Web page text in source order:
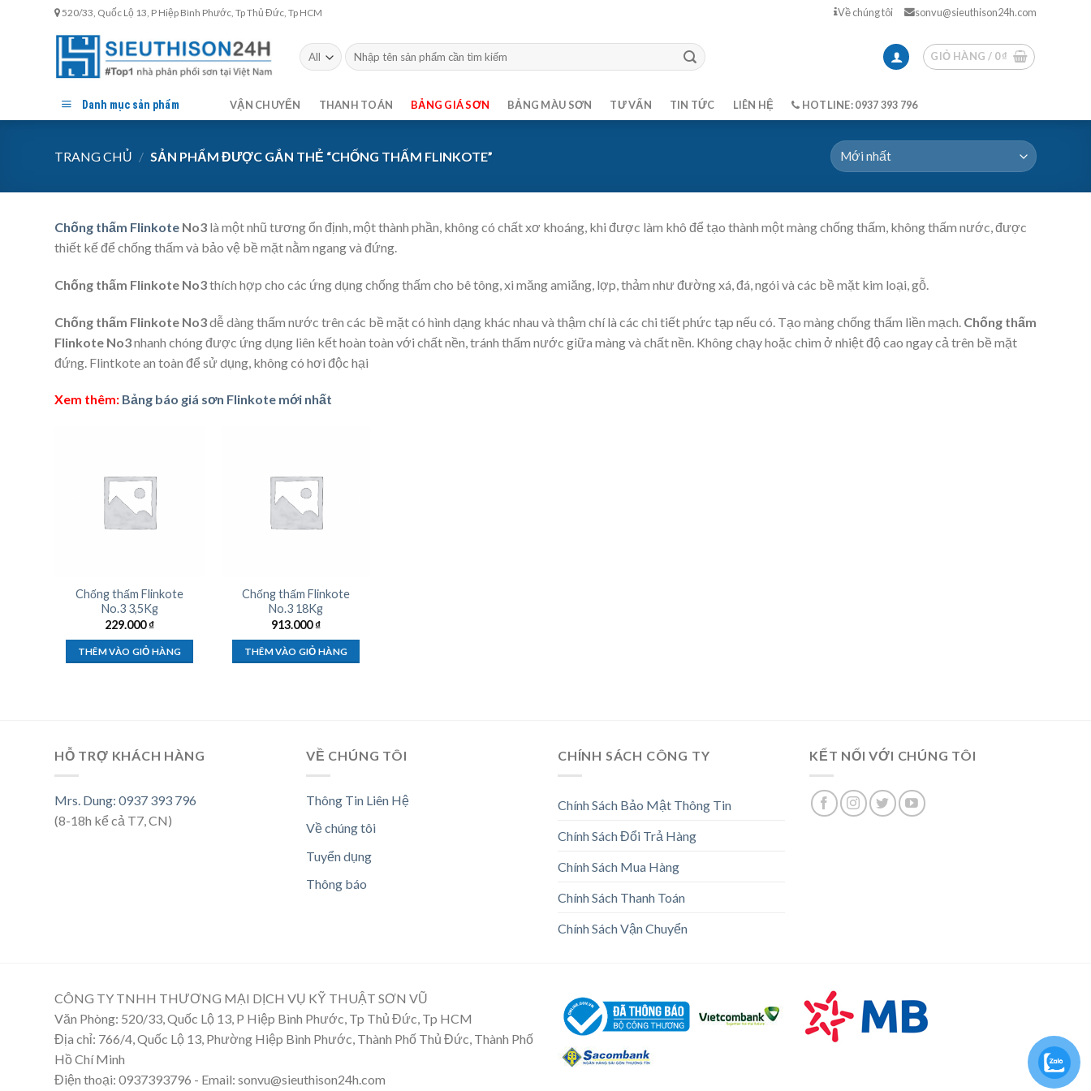
520/33, Quốc Lộ 13, P Hiệp Bình Phước, Tp Thủ Đức, Tp HCM Về chúng tôi sonvu@sieuthison24h.com
Tìm
kiếm:
GIỎ HÀNG / 0₫
Danh mục sản phẩm VẬN CHUYỂN THANH TOÁN BẢNG GIÁ SƠN BẢNG MÀU SƠN TƯ VẤN TIN TỨC LIÊN HỆ HOTLINE: 0937 393 796
TRANG CHỦ / SẢN PHẨM ĐƯỢC GẮN THẺ “CHỐNG THẤM FLINKOTE”
Chống thấm Flinkote No3 là ​​một nhũ tương ổn định, một thành phần, không có chất xơ khoáng, khi được làm khô để tạo thành một màng chống thấm, không thấm nước, được
thiết kế để chống thấm và bảo vệ bề mặt nằm ngang và đứng.
Chống thấm Flinkote No3thích hợp cho các ứng dụng chống thấm cho bê tông, xi măng amiăng, lợp, thảm như đường xá, đá, ngói và các bề mặt kim loại, gỗ.
Chống thấm Flinkote No3dễ dàng thấm nước trên các bề mặt có hình dạng khác nhau và thậm chí là các chi tiết phức tạp nếu có. Tạo màng chống thấm liền mạch. Chống thấm
Flinkote No3nhanh chóng được ứng dụng liên kết hoàn toàn với chất nền, tránh thấm nước giữa màng và chất nền. Không chạy hoặc chìm ở nhiệt độ cao ngay cả trên bề mặt
đứng. Flintkote an toàn để sử dụng, không có hơi độc hại
Xem thêm: Bảng báo giá sơn Flinkote mới nhất
Chống thấm Flinkote
No.3 3,5Kg
229.000₫
THÊM VÀO GIỎ HÀNG
Chống thấm Flinkote
No.3 18Kg
913.000₫
THÊM VÀO GIỎ HÀNG
HỖ TRỢ KHÁCH HÀNG
Mrs. Dung: 0937 393 796
(8-18h kể cả T7, CN)
VỀ CHÚNG TÔI
Thông Tin Liên Hệ
Về chúng tôi
Tuyển dụng
Thông báo
CHÍNH SÁCH CÔNG TY
Chính Sách Bảo Mật Thông Tin
Chính Sách Đổi Trả Hàng
Chính Sách Mua Hàng
Chính Sách Thanh Toán
Chính Sách Vận Chuyển
KẾT NỐI VỚI CHÚNG TÔI
CÔNG TY TNHH THƯƠNG MẠI DỊCH VỤ KỸ THUẬT SƠN VŨ
Văn Phòng: 520/33, Quốc Lộ 13, P Hiệp Bình Phước, Tp Thủ Đức, Tp HCM
Địa chỉ: 766/4, Quốc Lộ 13, Phường Hiệp Bình Phước, Thành Phố Thủ Đức, Thành Phố
Hồ Chí Minh
Điện thoại: 0937393796 - Email: sonvu@sieuthison24h.com